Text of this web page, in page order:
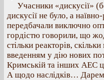
Учасники «дискусії»
дискусії не було, а
передбачали виключно
гордістю говорили, що
стільки реакторів,
введенням у дію нових
Кримській та інших АЕС
А щодо наслідків…